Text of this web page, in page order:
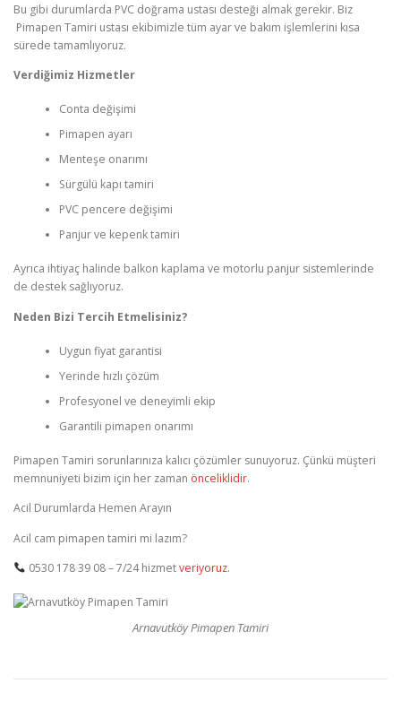
Bu gibi durumlarda PVC doğrama ustası desteği almak gerekir. Biz
Pimapen Tamiri ustası ekibimizle tüm ayar ve bakım işlemlerini kısa
sürede tamamlıyoruz.
Verdiğimiz Hizmetler
Conta değişimi
Pimapen ayarı
Menteşe onarımı
Sürgülü kapı tamiri
PVC pencere değişimi
Panjur ve kepenk tamiri
Ayrıca ihtiyaç halinde balkon kaplama ve motorlu panjur sistemlerinde
de destek sağlıyoruz.
Neden Bizi Tercih Etmelisiniz?
Uygun fiyat garantisi
Yerinde hızlı çözüm
Profesyonel ve deneyimli ekip
Garantili pimapen onarımı
Pimapen Tamiri sorunlarınıza kalıcı çözümler sunuyoruz. Çünkü müşteri
memnuniyeti bizim için her zaman önceliklidir.
Acil Durumlarda Hemen Arayın
Acil cam pimapen tamiri mi lazım?
0530 178 39 08 – 7/24 hizmetveriyoruz.
Arnavutköy Pimapen Tamiri